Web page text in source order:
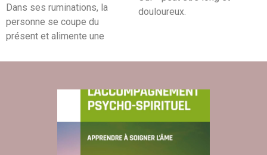
Dans ses ruminations, la
personne se coupe du
présent et alimente une
douloureux.